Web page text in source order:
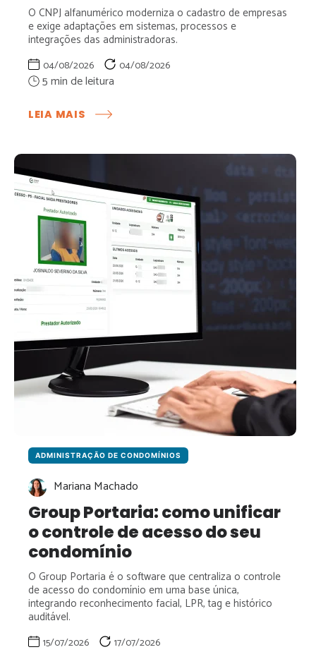
O CNPJ alfanumérico moderniza o cadastro de empresas
e exige adaptações em sistemas, processos e
integrações das administradoras.
04/08/2026 04/08/2026
LEIA MAIS
CNPJ
E
IMPACTOS
PARA
ADMINISTRADORAS
DE
CONDOMÍNIOS
ADMINISTRAÇÃO DE CONDOMÍNIOS
Mariana Machado
Group Portaria: como unificar
o controle de acesso do seu
condomínio
O Group Portaria é o software que centraliza o controle
de acesso do condomínio em uma base única,
integrando reconhecimento facial, LPR, tag e histórico
auditável.
15/07/2026 17/07/2026